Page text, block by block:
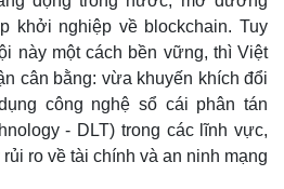
khởi nghiệp về blockchain. Tuy
này một cách bền vững, thì Việt
cân bằng: vừa khuyến khích đổi
công nghệ sổ cái phân tán
- DLT) trong các lĩnh vực,
ro về tài chính và an ninh mạng